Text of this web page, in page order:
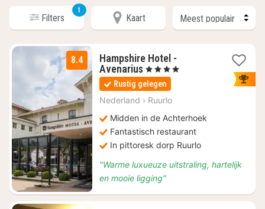
Filters
1
Kaart
8.4
Hampshire Hotel -
Avenarius1
nacht
vanaf
€
, 4 Sterren
Rustig gelegen
Nederland › Ruurlo
Midden in de Achterhoek
Fantastisch restaurant
In pittoresk dorp Ruurlo
"Warme luxueuze uitstraling, hartelijk
en mooie ligging"